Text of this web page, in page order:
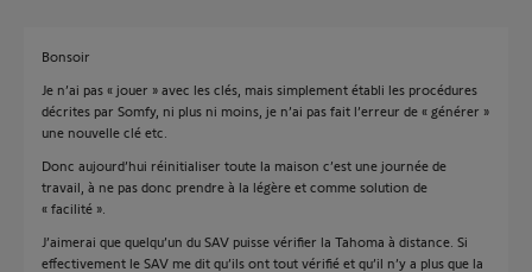
Bonsoir
Je n’ai pas « jouer » avec les clés, mais simplement établi les procédures
décrites par Somfy, ni plus ni moins, je n’ai pas fait l’erreur de « générer »
une nouvelle clé etc.
Donc aujourd’hui réinitialiser toute la maison c’est une journée de
travail, à ne pas donc prendre à la légère et comme solution de
« facilité ».
J’aimerai que quelqu’un du SAV puisse vérifier la Tahoma à distance. Si
effectivement le SAV me dit qu’ils ont tout vérifié et qu’il n’y a plus que la